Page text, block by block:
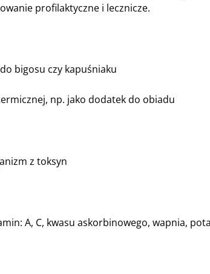
profilaktyczne i lecznicze.
bigosu czy kapuśniaku
np. jako dodatek do obiadu
z toksyn
A, C, kwasu askorbinowego, wapnia,